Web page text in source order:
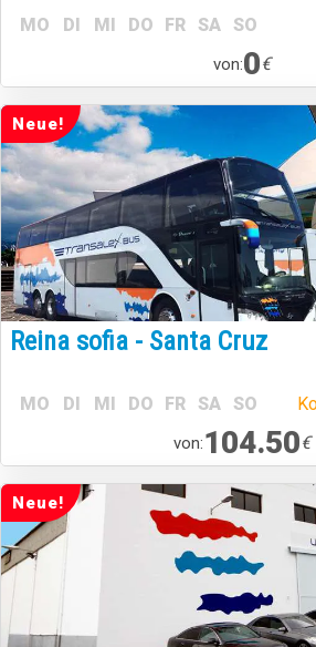
MO DI MI DO FR SA SO
von:0€
Neue!
Reina sofia - Santa Cruz
MO DI MI DO FR SA SO
von:104.50€
Neue!